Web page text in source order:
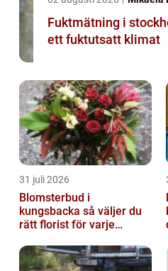
Fuktmätning i stockholm
ett fuktutsatt klimat
31 juli 2026
Blomsterbud i
kungsbacka så väljer du
rätt florist för varje